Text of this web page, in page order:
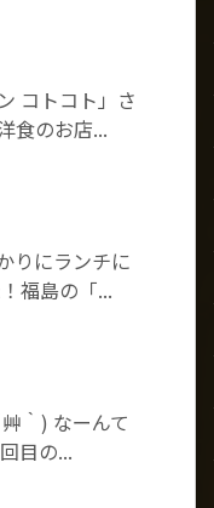
コトコト」さ
食のお店...
りにランチに
福島の「...
｀) なーんて
目の...